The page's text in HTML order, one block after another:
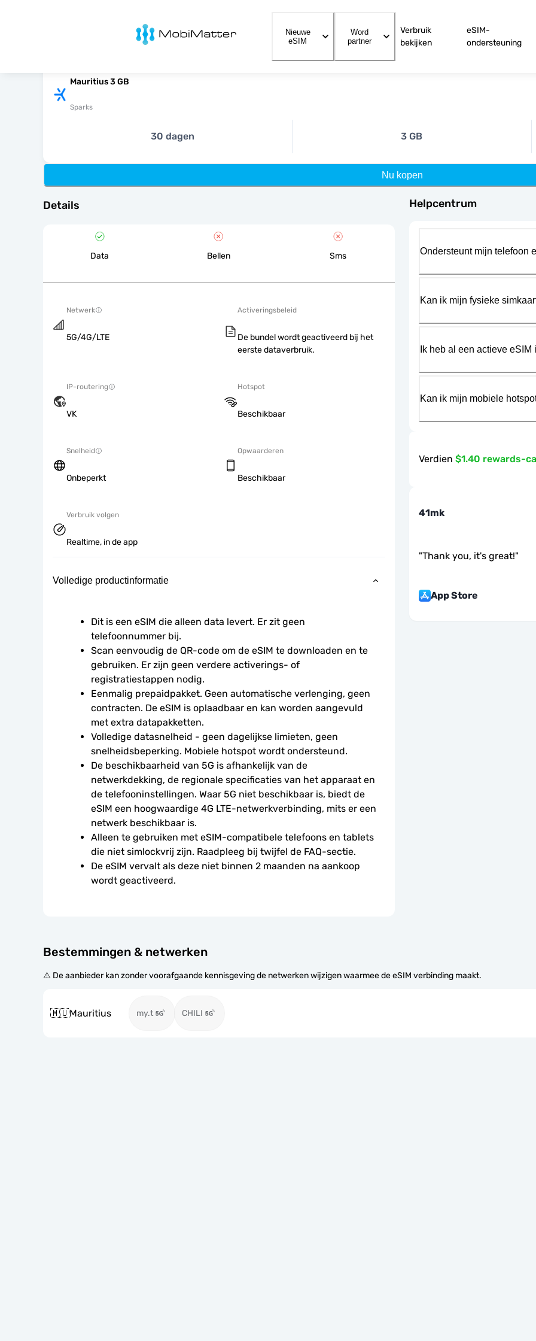
MobiMatter
Nieuwe
eSIM
Word
partner
Verbruik
bekijken
eSIM-
ondersteuning
Mauritius 3 GB
Sparks
30 dagen 3 GB
Nu kopen
Details
Data Bellen Sms
Netwerk
5G/4G/LTE
Activeringsbeleid
De bundel wordt geactiveerd bij het
eerste dataverbruik.
IP-routering
VK
Hotspot
Beschikbaar
Snelheid
Onbeperkt
Opwaarderen
Beschikbaar
Verbruik volgen
Realtime, in de app
Volledige productinformatie
Dit is een eSIM die alleen data levert. Er zit geen
telefoonnummer bij.
Scan eenvoudig de QR-code om de eSIM te downloaden en te
gebruiken. Er zijn geen verdere activerings- of
registratiestappen nodig.
Eenmalig prepaidpakket. Geen automatische verlenging, geen
contracten. De eSIM is oplaadbaar en kan worden aangevuld
met extra datapakketten.
Volledige datasnelheid - geen dagelijkse limieten, geen
snelheidsbeperking. Mobiele hotspot wordt ondersteund.
De beschikbaarheid van 5G is afhankelijk van de
netwerkdekking, de regionale specificaties van het apparaat en
de telefooninstellingen. Waar 5G niet beschikbaar is, biedt de
eSIM een hoogwaardige 4G LTE-netwerkverbinding, mits er een
netwerk beschikbaar is.
Alleen te gebruiken met eSIM-compatibele telefoons en tablets
die niet simlockvrij zijn. Raadpleeg bij twijfel de FAQ-sectie.
De eSIM vervalt als deze niet binnen 2 maanden na aankoop
wordt geactiveerd.
Bestemmingen & netwerken
⚠️ De aanbieder kan zonder voorafgaande kennisgeving de netwerken wijzigen waarmee de eSIM verbinding maakt.
🇲🇺Mauritius my.t CHILI
Helpcentrum
Ondersteunt mijn telefoon
Kan ik mijn fysieke
Ik heb al een actieve
Kan ik mijn mobiele
Verdien $1.40 rewards-
41mk
"Thank you, it's great!"
App Store